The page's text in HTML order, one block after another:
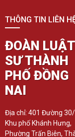
THÔNG TIN LIÊN
ĐOÀN LUẬT
SƯ THÀNH
PHỐ ĐỒNG
NAI
Địa chỉ: 401 Đường
Khu phố Khánh Hưng,
Phường Trấn Biên,